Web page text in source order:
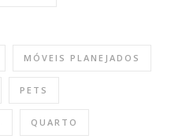
MÓVEIS PLANEJADOS
PETS
QUARTO